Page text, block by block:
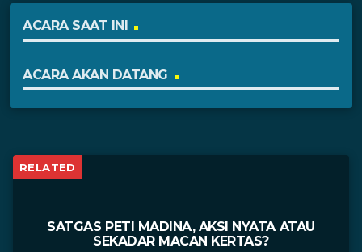
ACARA SAAT INI
ACARA AKAN DATANG
RELATED
SATGAS PETI MADINA, AKSI NYATA ATAU
SEKADAR MACAN KERTAS?